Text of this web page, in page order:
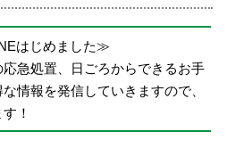
はじめました≫
急処置、日ごろからできるお手
情報を発信していきますので、
！